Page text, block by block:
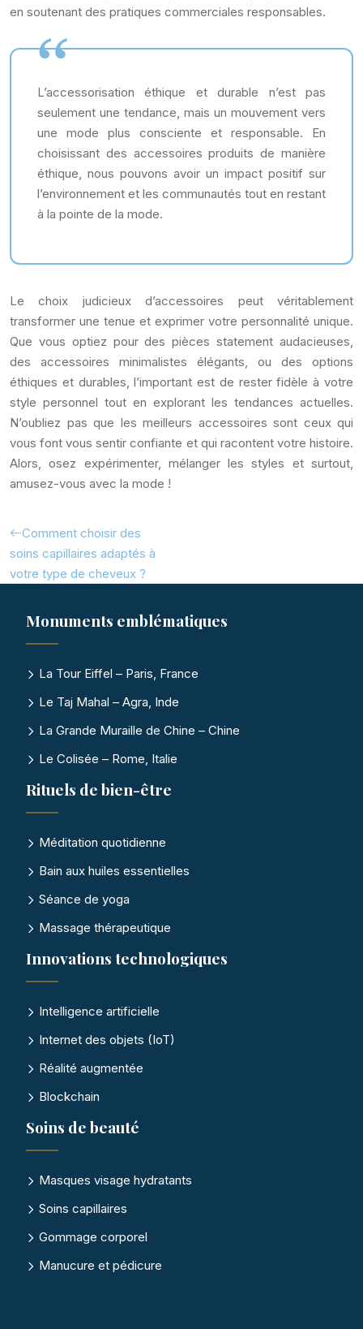
en soutenant des pratiques commerciales responsables.
L’accessorisation éthique et durable n’est pas
seulement une tendance, mais un mouvement vers
une mode plus consciente et responsable. En
choisissant des accessoires produits de manière
éthique, nous pouvons avoir un impact positif sur
l’environnement et les communautés tout en restant
à la pointe de la mode.
Le choix judicieux d’accessoires peut véritablement
transformer une tenue et exprimer votre personnalité unique.
Que vous optiez pour des pièces statement audacieuses,
des accessoires minimalistes élégants, ou des options
éthiques et durables, l’important est de rester fidèle à votre
style personnel tout en explorant les tendances actuelles.
N’oubliez pas que les meilleurs accessoires sont ceux qui
vous font vous sentir confiante et qui racontent votre histoire.
Alors, osez expérimenter, mélanger les styles et surtout,
amusez-vous avec la mode !
Comment choisir des
soins capillaires adaptés à
votre type de cheveux ?
Monuments emblématiques
La Tour Eiffel – Paris, France
Le Taj Mahal – Agra, Inde
La Grande Muraille de Chine – Chine
Le Colisée – Rome, Italie
Rituels de bien-être
Méditation quotidienne
Bain aux huiles essentielles
Séance de yoga
Massage thérapeutique
Innovations technologiques
Intelligence artificielle
Internet des objets (IoT)
Réalité augmentée
Blockchain
Soins de beauté
Masques visage hydratants
Soins capillaires
Gommage corporel
Manucure et pédicure